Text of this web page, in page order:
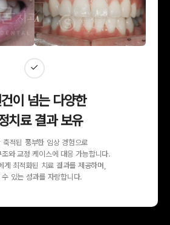
이 넘는 다양한
치료 결과 보유
축적된 풍부한 임상 경험으로
와 교정 케이스에 대응 가능합니다.
게 최적화된 치료 결과를 제공하며,
수 있는 성과를 자랑합니다.